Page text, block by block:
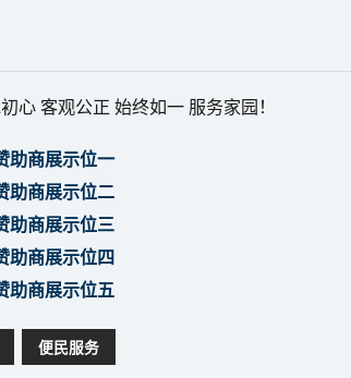
心 客观公正 始终如一 服务家园！
助商展示位一
助商展示位二
助商展示位三
助商展示位四
助商展示位五
便民服务